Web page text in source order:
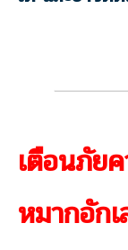
เตือนภัย
หมากอัก